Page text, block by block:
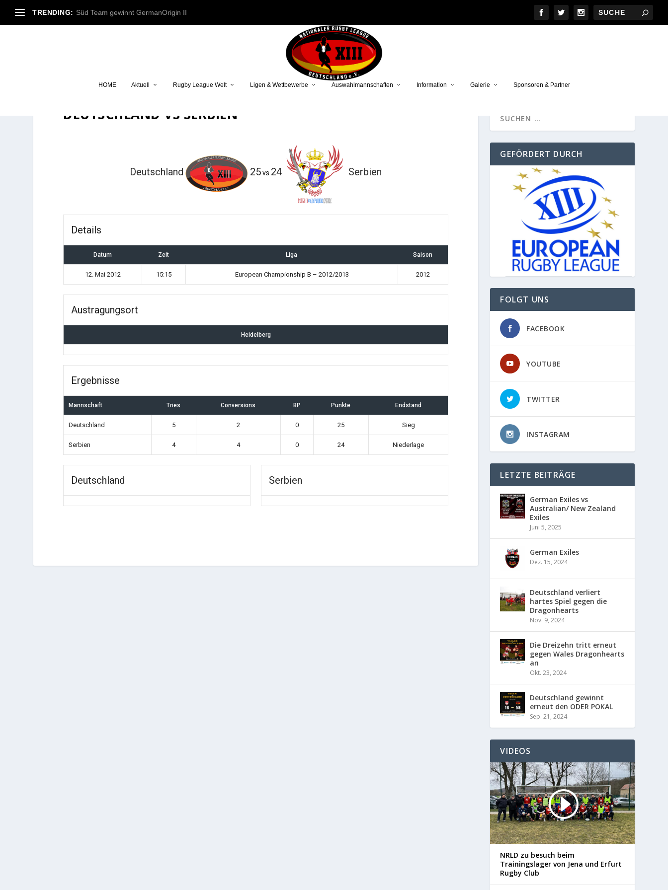
TRENDING: Süd Team gewinnt GermanOrigin II
HOME Aktuell Rugby League Welt Ligen & Wettbewerbe Auswahlmannschaften Information Galerie Sponsoren & Partner
DEUTSCHLAND VS SERBIEN
Deutschland 25vs 24 Serbien
Details
Datum Zeit Liga Saison
12. Mai 2012 15:15 European Championship B – 2012/2013 2012
Austragungsort
Heidelberg
Ergebnisse
Mannschaft Tries Conversions BP Punkte Endstand
Deutschland 5 2 0 25 Sieg
Serbien 4 4 0 24 Niederlage
Deutschland Serbien
GEFÖRDERT DURCH
FOLGT UNS
FACEBOOK
YOUTUBE
TWITTER
INSTAGRAM
LETZTE BEITRÄGE
German Exiles vs
Australian/ New Zealand
Exiles
Juni 5, 2025
German Exiles
Dez. 15, 2024
Deutschland verliert
hartes Spiel gegen die
Dragonhearts
Nov. 9, 2024
Die Dreizehn tritt erneut
gegen Wales Dragonhearts
an
Okt. 23, 2024
Deutschland gewinnt
erneut den ODER POKAL
Sep. 21, 2024
VIDEOS
NRLD zu besuch beim
Trainingslager von Jena und Erfurt
Rugby Club